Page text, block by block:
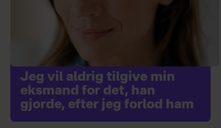
Jeg vil aldrig tilgive min
eksmand for det, han
gjorde, efter jeg forlod ham